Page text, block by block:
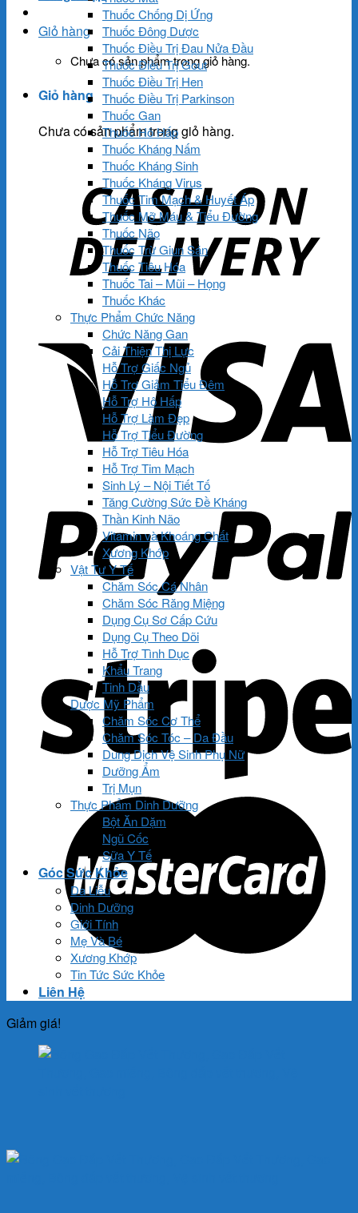
Giỏ hàng
Chưa có sản phẩm trong giỏ hàng.
Giỏ hàng
Chưa có sản phẩm trong giỏ hàng.
Thuốc Chống Dị Ứng
Thuốc Đông Dược
Thuốc Điều Trị Đau Nửa Đầu
Thuốc Điều Trị Gout
Thuốc Điều Trị Hen
Thuốc Điều Trị Parkinson
Thuốc Gan
Thuốc Hô Hấp
Thuốc Kháng Nấm
Thuốc Kháng Sinh
Thuốc Kháng Virus
Thuốc Tim Mạch & Huyết Áp
Thuốc Mỡ Máu & Tiểu Đường
Thuốc Não
Thuốc Trừ Giun Sán
Thuốc Tiêu Hóa
Thuốc Tai – Mũi – Họng
Thuốc Khác
Thực Phẩm Chức Năng
Chức Năng Gan
Cải Thiện Thị Lực
Hỗ Trợ Giấc Ngủ
Hỗ Trợ Giảm Tiểu Đêm
Hỗ Trợ Hô Hấp
Hỗ Trợ Làm Đẹp
Hỗ Trợ Tiểu Đường
Hỗ Trợ Tiêu Hóa
Hỗ Trợ Tim Mạch
Sinh Lý – Nội Tiết Tố
Tăng Cường Sức Đề Kháng
Thần Kinh Não
Vitamin và Khoáng Chất
Xương Khớp
Vật Tư Y Tế
Chăm Sóc Cá Nhân
Chăm Sóc Răng Miệng
Dụng Cụ Sơ Cấp Cứu
Dụng Cụ Theo Dõi
Hỗ Trợ Tình Dục
Khẩu Trang
Tinh Dầu
Dược Mỹ Phẩm
Chăm Sóc Cơ Thể
Chăm Sóc Tóc – Da Đầu
Dung Dịch Vệ Sinh Phụ Nữ
Dưỡng Ẩm
Trị Mụn
Thực Phẩm Dinh Dưỡng
Bột Ăn Dặm
Ngũ Cốc
Sữa Y Tế
Góc Sức Khỏe
Da Liễu
Dinh Dưỡng
Giới Tính
Mẹ Và Bé
Xương Khớp
Tin Tức Sức Khỏe
Liên Hệ
Giảm giá!